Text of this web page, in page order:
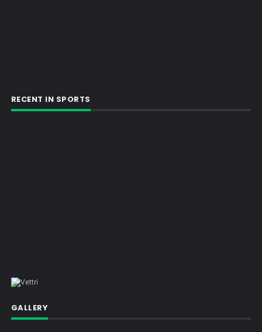
RECENT IN SPORTS
GALLERY